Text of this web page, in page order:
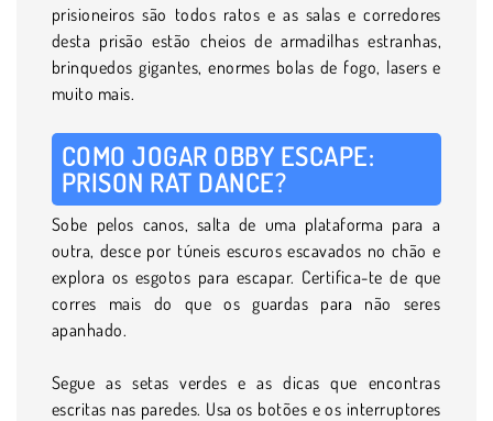
prisioneiros são todos ratos e as salas e corredores
desta prisão estão cheios de armadilhas estranhas,
brinquedos gigantes, enormes bolas de fogo, lasers e
muito mais.
COMO JOGAR OBBY ESCAPE:
PRISON RAT DANCE?
Sobe pelos canos, salta de uma plataforma para a
outra, desce por túneis escuros escavados no chão e
explora os esgotos para escapar. Certifica-te de que
corres mais do que os guardas para não seres
apanhado.
Segue as setas verdes e as dicas que encontras
escritas nas paredes. Usa os botões e os interruptores